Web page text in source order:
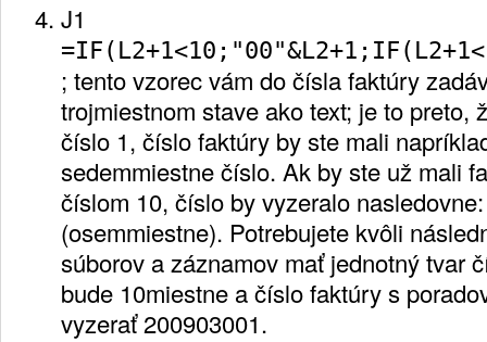
J1
; tento vzorec vám do čísla faktúry
trojmiestnom stave ako text; je to preto,
číslo 1, číslo faktúry by ste mali
sedemmiestne číslo. Ak by ste už mali
číslom 10, číslo by vyzeralo
(osemmiestne). Potrebujete kvôli
súborov a záznamov mať jednotný tvar
bude 10miestne a číslo faktúry s
vyzerať 200903001.